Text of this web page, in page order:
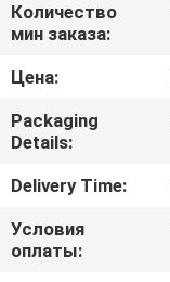
ПРОВЕРКА
КАЧЕСТВА
НОВОСТИ
СЛУЧАИ
Количество
мин заказа:
Цена:
Packaging
Details:
Delivery Time:
Условия
оплаты: